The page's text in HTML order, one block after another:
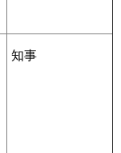
知事